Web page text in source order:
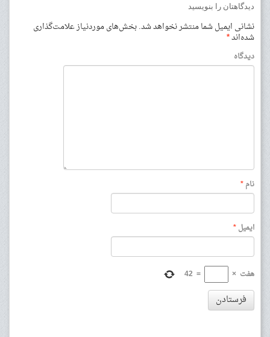
دیدگاهتان را بنویسید
نشانی ایمیل شما منتشر نخواهد شد.بخش‌های موردنیاز علامت‌گذاری
شده‌اند*
دیدگاه
نام*
ایمیل*
هفت ×
=
42
فرستادن